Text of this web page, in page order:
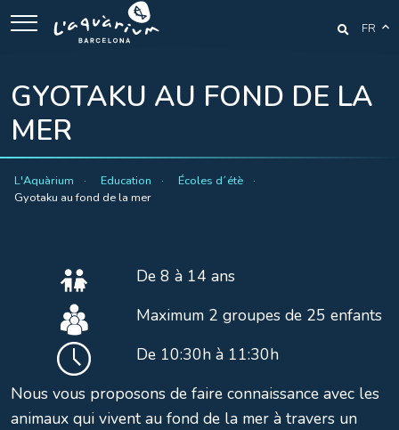
FR
GYOTAKU AU FOND DE LA
MER
L'Aquàrium Education
Écoles d´étè
Gyotaku au fond de la mer
De 8 à 14 ans
Maximum 2 groupes de 25 enfants
De 10:30h à 11:30h
Nous vous proposons de faire connaissance avec les
animaux qui vivent au fond de la mer à travers un